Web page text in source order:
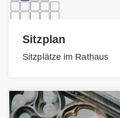
Sitzplan
Sitzplätze im Rathaus